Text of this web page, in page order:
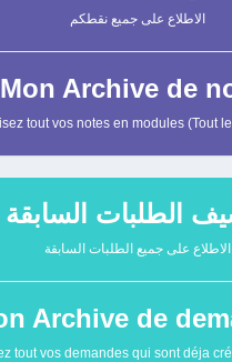
الاطلاع على جميع نقطكم
Mon Archive de
tout vos notes en modules (Tout
الطلبات السابقة
الاطلاع على جميع الطلبات السابقة
Archive de
tout vos demandes qui sont déja